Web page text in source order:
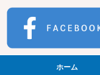
ホーム